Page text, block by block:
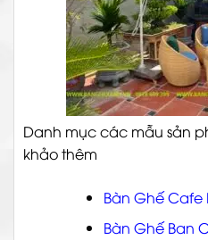
Danh mục các mẫu sản
khảo thêm
Bàn Ghế
Bàn Ghế Ban